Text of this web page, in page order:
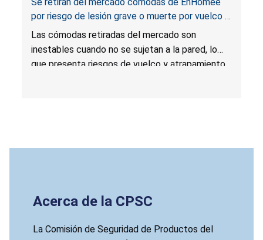
Se retiran del mercado cómodas de EnHomee
por riesgo de lesión grave o muerte por vuelco y
atrapamiento; infringen la norma obligatoria para
muebles para guardar ropa; vendidas por
EnHomee Direct
Las cómodas retiradas del mercado son
inestables cuando no se sujetan a la pared, lo
que presenta riesgos de vuelco y atrapamiento
Acerca de la CPSC
La Comisión de Seguridad de Productos del